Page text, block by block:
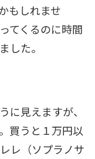
もしれませ
てくるのに時間
した。
に見えますが、
。買うと１万円以
レ（ソプラノサ